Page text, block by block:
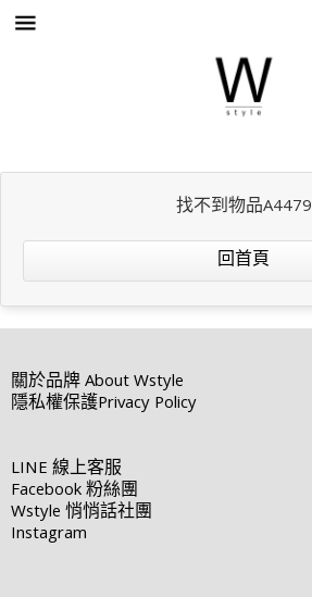
找不到物品A4479
回首頁
關於品牌About Wstyle
隱私權保護Privacy Policy
LINE線上客服
Facebook粉絲團
Wstyle悄悄話社團
Instagram